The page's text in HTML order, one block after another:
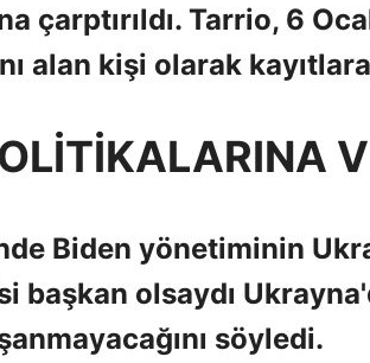
çarptırıldı. Tarrio, 6
alan kişi olarak
Biden yönetiminin
başkan olsaydı
söyledi.